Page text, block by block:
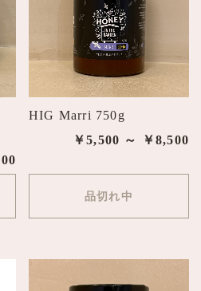
HIG Marri 750g
￥5,500 ～ ￥8,500
品切れ中